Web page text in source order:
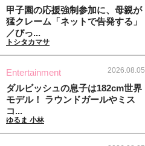
甲子園の応援強制参加に、母親が
猛クレーム「ネットで告発する」
／びっ...
トシタカマサ
Entertainment 2026.08.05
ダルビッシュの息子は182cm世界
モデル！ ラウンドガールやミス
コ...
ゆるま 小林